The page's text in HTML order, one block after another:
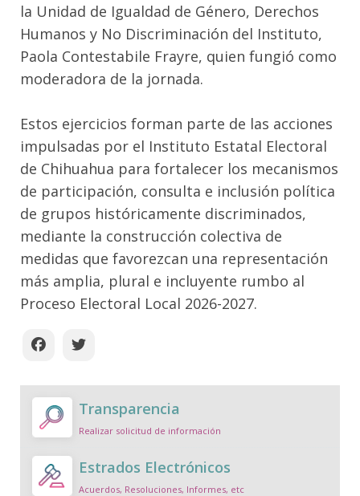
la Unidad de Igualdad de Género, Derechos
Humanos y No Discriminación del Instituto,
Paola Contestabile Frayre, quien fungió como
moderadora de la jornada.
Estos ejercicios forman parte de las acciones
impulsadas por el Instituto Estatal Electoral
de Chihuahua para fortalecer los mecanismos
de participación, consulta e inclusión política
de grupos históricamente discriminados,
mediante la construcción colectiva de
medidas que favorezcan una representación
más amplia, plural e incluyente rumbo al
Proceso Electoral Local 2026-2027.
Transparencia
Realizar solicitud de información
Estrados Electrónicos
Acuerdos, Resoluciones, Informes, etc